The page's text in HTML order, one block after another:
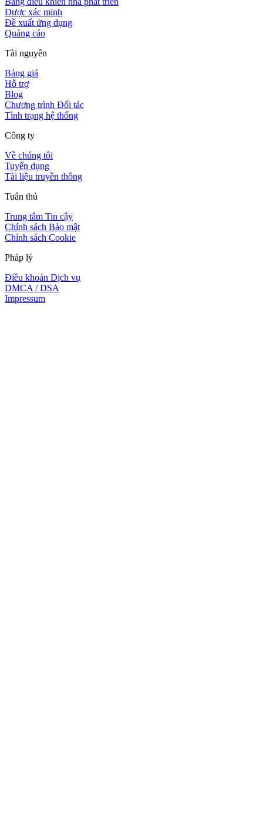
Được xác minh
Đề xuất ứng dụng
Quảng cáo
Tài nguyên
Bảng giá
Hỗ trợ
Blog
Chương trình Đối tác
Tình trạng hệ thống
Công ty
Về chúng tôi
Tuyển dụng
Tài liệu truyền thông
Tuân thủ
Trung tâm Tin cậy
Chính sách Bảo mật
Chính sách Cookie
Pháp lý
Điều khoản Dịch vụ
DMCA / DSA
Impressum